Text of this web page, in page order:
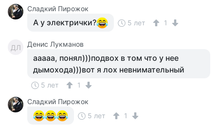
Сладкий Пирожок
А у электрички? 5 лет 1
ДЛ Денис Лукманов
ааааа, понял)))подвох в том что у нее
дымохода)))вот я лох невнимательный
5 лет
1
Сладкий Пирожок
5 лет
1